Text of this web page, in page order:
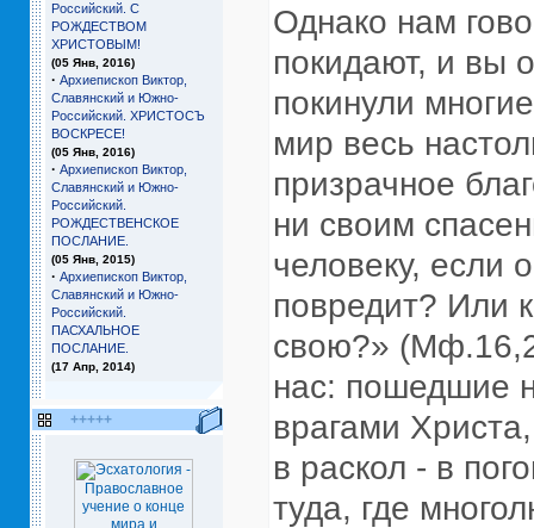
Российский. С
РОЖДЕСТВОМ
ХРИСТОВЫМ!
(05 Янв, 2016)
· Архиепископ Виктор,
Славянский и Южно-
Российский. ХРИСТОСЪ
ВОСКРЕСЕ!
(05 Янв, 2016)
· Архиепископ Виктор,
Славянский и Южно-
Российский.
РОЖДЕСТВЕНСКОЕ
ПОСЛАНИЕ.
(05 Янв, 2015)
· Архиепископ Виктор,
Славянский и Южно-
Российский.
ПАСХАЛЬНОЕ
ПОСЛАНИЕ.
(17 Апр, 2014)
+++++
Однако нам
покидают, и вы
покинули
мир весь
призрачное
ни своим
человеку, если
повредит? Или
свою?»
нас: пошедшие
врагами
в раскол - в
туда, где